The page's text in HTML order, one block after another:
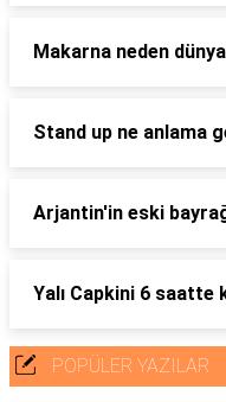
Makarna neden
Stand up ne anlama
Arjantin'in eski
Yalı Capkini 6 saatte
POPÜLER YAZILAR